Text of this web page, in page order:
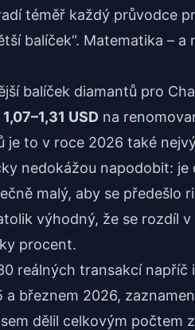
téměř každý průvodce
balíček“. Matematika – a
balíček diamantů pro
USD na
to v roce 2026 také
nedokážou napodobit:
malý, aby se předešlo
výhodný, že se rozdíl
procent.
reálných transakcí napříč
březnem 2026,
dělil celkovým počtem